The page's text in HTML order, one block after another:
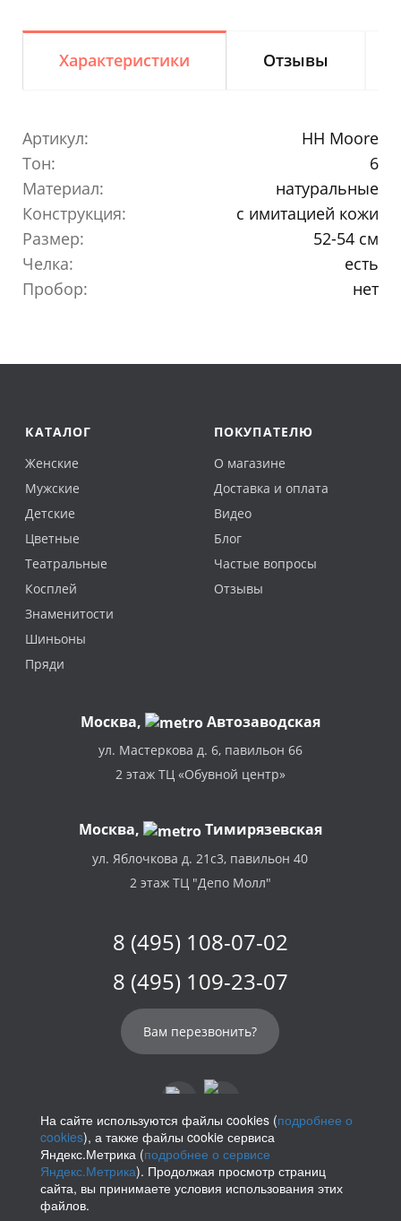
Характеристики Отзывы
Артикул:
HH Moore
Тон:
6
Материал:
натуральные
Конструкция:
с имитацией кожи
Размер:
52-54 см
Челка:
есть
Пробор:
нет
КАТАЛОГ
Женские
Мужские
Детские
Цветные
Театральные
Косплей
Знаменитости
Шиньоны
Пряди
ПОКУПАТЕЛЮ
О магазине
Доставка и оплата
Видео
Блог
Частые вопросы
Отзывы
Москва, Автозаводская
ул. Мастеркова д. 6, павильон 66
2 этаж ТЦ «Обувной центр»
Москва, Тимирязевская
ул. Яблочкова д. 21с3, павильон 40
2 этаж ТЦ "Депо Молл"
8 (495) 108-07-02
8 (495) 109-23-07
Вам перезвонить?
info@parikof.ru
На сайте используются файлы cookies (подробнее о
cookies), а также файлы cookie сервиса
Яндекс.Метрика (подробнее о сервисе
Яндекс.Метрика). Продолжая просмотр страниц
сайта, вы принимаете условия использования этих
файлов.